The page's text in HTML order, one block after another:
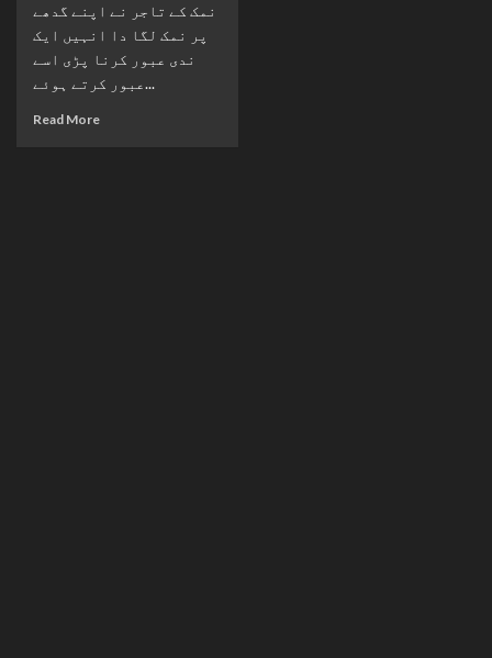
نمک کے تاجر نے اپنے گدھے
پر نمک لگا دا انہیں ایک
ندی عبور کرنا پڑی اسے
عبور کرتے ہوئے...
Read More